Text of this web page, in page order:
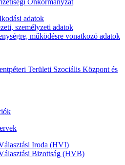
Önkormányzat
adatok
személyzeti adatok
működésre vonatkozó adatok
Területi Szociális Központ és
Iroda (HVI)
Bizottság (HVB)